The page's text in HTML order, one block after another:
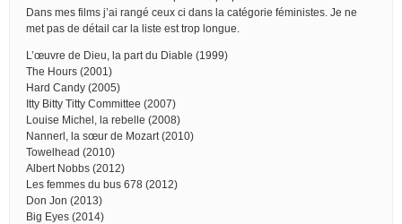
Dans mes films j’ai rangé ceux ci dans la catégorie féministes. Je ne
met pas de détail car la liste est trop longue.
L’œuvre de Dieu, la part du Diable (1999)
The Hours (2001)
Hard Candy (2005)
Itty Bitty Titty Committee (2007)
Louise Michel, la rebelle (2008)
Nannerl, la sœur de Mozart (2010)
Towelhead (2010)
Albert Nobbs (2012)
Les femmes du bus 678 (2012)
Don Jon (2013)
Big Eyes (2014)